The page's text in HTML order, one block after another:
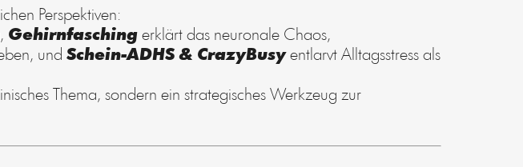
Perspektiven:
Gehirnfasching erklärt das neuronale Chaos,
und Schein-ADHS & CrazyBusyentlarvt Alltagsstress als
Thema, sondern ein strategisches Werkzeug zur